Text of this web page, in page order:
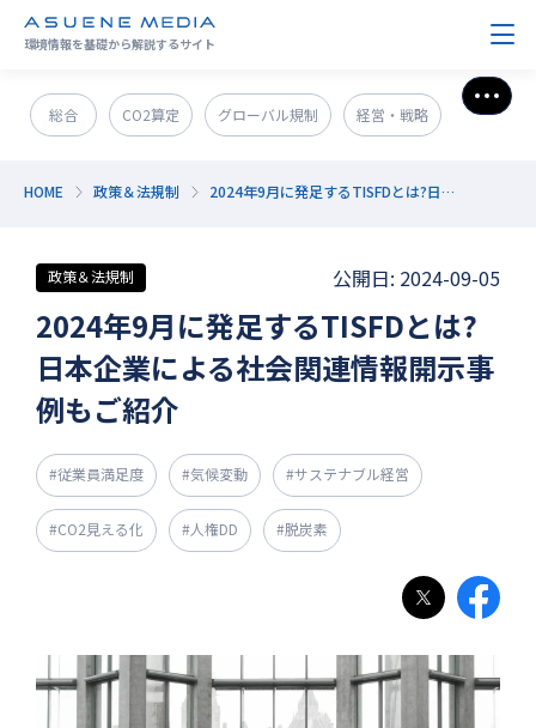
環境情報を基礎から解説するサイト
総合 CO2算定 グローバル規制 経営・戦略
CO2削減 その他
さら
HOME 政策＆法規制 2024年9月に発足するTISFDとは?日本企業による社会関連情報開示事例もご紹介
政策＆法規制 公開日: 2024-09-05
2024年9月に発足するTISFDとは?
日本企業による社会関連情報開示事
例もご紹介
#従業員満足度 #気候変動 #サステナブル経営
#CO2見える化 #人権DD #脱炭素